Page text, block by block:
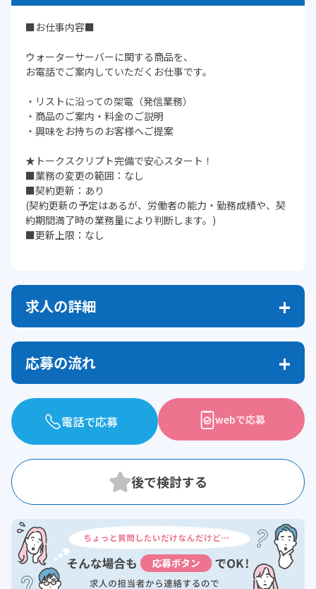
■お仕事内容■
ウォーターサーバーに関する商品を、
お電話でご案内していただくお仕事です。
・リストに沿っての架電（発信業務）
・商品のご案内・料金のご説明
・興味をお持ちのお客様へご提案
★トークスクリプト完備で安心スタート！
■業務の変更の範囲：なし
■契約更新：あり
(契約更新の予定はあるが、労働者の能力・勤務成績や、契
約期間満了時の業務量により判断します。)
■更新上限：なし
求人の詳細
応募の流れ
電話で応募 webで応募